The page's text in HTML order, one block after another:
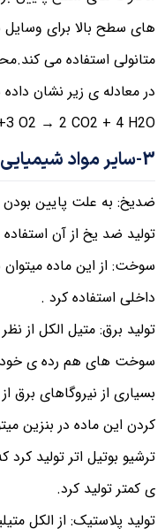
های سطح بالا برای
متانولی استفاده می
در معادله ی زیر نشان
O2 → 2 CO2 + 4 H2O
3-سایر مواد شیمیایی
​​​​ضدیخ: به علت پایین بودن
تولید ضد یخ از آن
سوخت: از این ماده
داخلی استفاده کرد .
تولید برق: متیل الکل از
سوخت های هم رده ی
بسیاری از نیروگاهای برق
کردن این ماده در بنزین
ترشیو بوتیل اتر تولید کرد
ی کمتر تولید کرد.
تولید پلاستیک: از الکل